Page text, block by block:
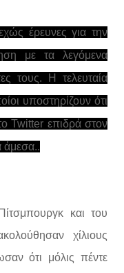
έρευνες για την
με τα λεγόμενα
τους. Η τελευταία
υποστηρίζουν ότι
Twitter επιδρά στον
άμεσα..
και του
χίλιους
ότι μόλις πέντε